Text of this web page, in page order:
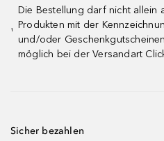
¹
Die Bestellung darf nicht allein
Produkten mit der
und/oder
möglich bei der Versandart
Sicher bezahlen